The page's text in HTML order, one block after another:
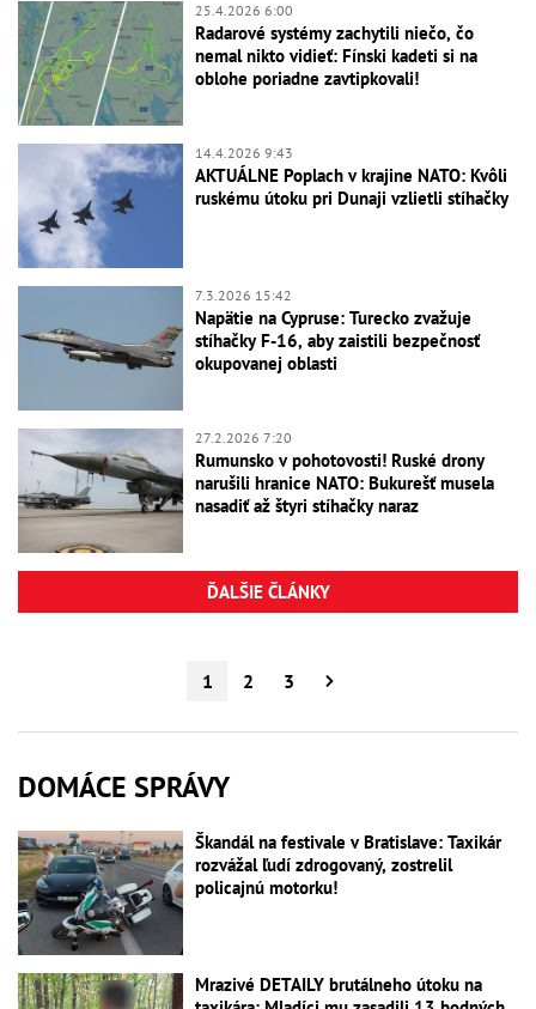
25.4.2026 6:00
Radarové systémy zachytili niečo, čo
nemal nikto vidieť: Fínski kadeti si na
oblohe poriadne zavtipkovali!
14.4.2026 9:43
AKTUÁLNE Poplach v krajine NATO: Kvôli
ruskému útoku pri Dunaji vzlietli stíhačky
7.3.2026 15:42
Napätie na Cypruse: Turecko zvažuje
stíhačky F-16, aby zaistili bezpečnosť
okupovanej oblasti
27.2.2026 7:20
Rumunsko v pohotovosti! Ruské drony
narušili hranice NATO: Bukurešť musela
nasadiť až štyri stíhačky naraz
ĎALŠIE ČLÁNKY
1 2 3
DOMÁCE SPRÁVY
Škandál na festivale v Bratislave: Taxikár
rozvážal ľudí zdrogovaný, zostrelil
policajnú motorku!
Mrazivé DETAILY brutálneho útoku na